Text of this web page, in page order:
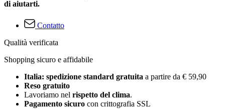
di aiutarti.
Contatto
Qualità verificata
Shopping sicuro e affidabile
Italia: spedizione standard gratuita a partire da € 59,90
Reso gratuito
Lavoriamo nel rispetto del clima.
Pagamento sicuro con crittografia SSL